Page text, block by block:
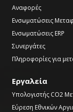
Αναφορές
Ενσωματώσεις
Ενσωματώσεις ERP
Συνεργάτες
Πληροφορίες για
Εργαλεία
Υπολογιστής CO2
Εύρεση Εθνικών